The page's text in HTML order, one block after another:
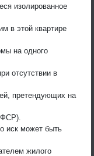
изолированное
в этой квартире
на одного
отсутствии в
претендующих на
иск может быть
жилого